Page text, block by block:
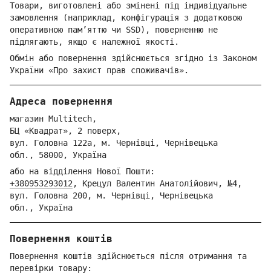
Товари, виготовлені або змінені під індивідуальне
замовлення (наприклад, конфігурація з додатковою
оперативною пам’яттю чи SSD), поверненню не
підлягають, якщо є належної якості.
Обмін або повернення здійснюється згідно із Законом
України «Про захист прав споживачів».
Адреса повернення
магазин Multitech,
БЦ «Квадрат», 2 поверх,
вул. Головна 122а, м. Чернівці, Чернівецька
обл., 58000, Україна
або на відділення Нової Пошти:
+380953293012 , Крецул Валентин Анатолійович, №4,
вул. Головна 200, м. Чернівці, Чернівецька
обл., Україна
Повернення коштів
Повернення коштів здійснюється після отримання та
перевірки товару: